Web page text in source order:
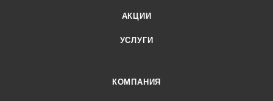
АКЦИИ
УСЛУГИ
КОМПАНИЯ